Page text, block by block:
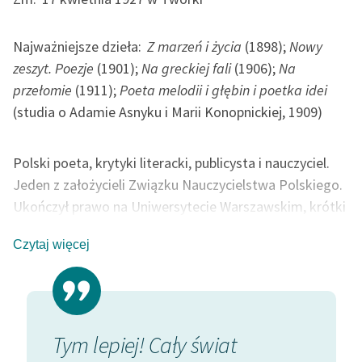
Ręce pełne poezji
Kolekcje edukacyjne
twórców przechodzących
do domeny publicznej,
Starego Testamentu
Odkurzamy bohaterów
Lektur
Kontakt
O projekcie
Najważniejsze dzieła: Z marzeń i życia (1898);Nowy
zeszyt. Poezje (1901);Na greckiej fali(1906);Na
przełomie (1911);Poeta melodii i głębin i poetka idei
(studia o Adamie Asnyku i Marii Konopnickiej, 1909)
Polski poeta, krytyki literacki, publicysta i nauczyciel.
Jeden z założycieli Związku Nauczycielstwa Polskiego.
Ukończył prawo na Uniwersytecie Warszawskim, krótki
Kongresowego. Przez większość życia był
nauczycielem literatury i historii, wykładał w
warszawskich szkołach średnich i Towarzystwie
Kursów Naukowych (późniejsza Wolna Wszechnica
Polska). Pisał do miesięcznika pedagogicznego "Nowe
Czytaj więcej
Tym lepiej! Cały świat